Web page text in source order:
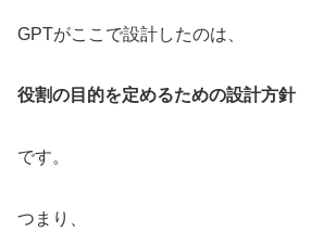
GPTがここで設計したのは、
役割の目的を定めるための設計方針
です。
つまり、